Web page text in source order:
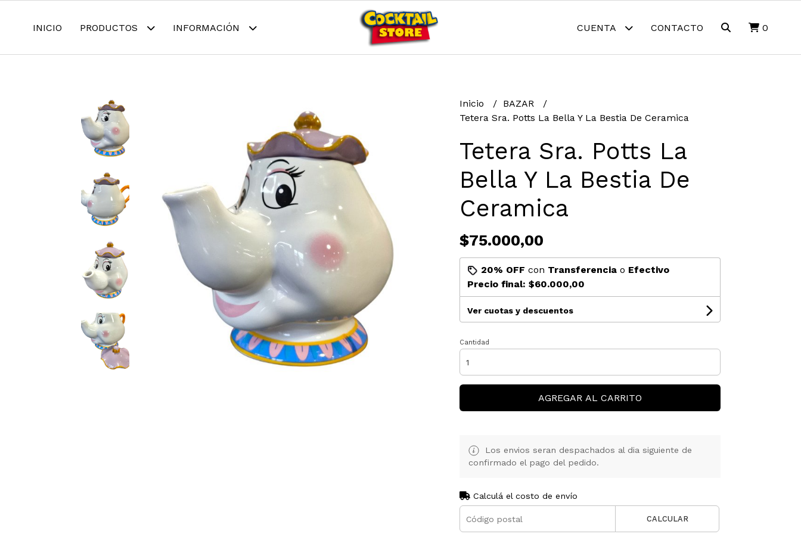
INICIO PRODUCTOS INFORMACIÓN CUENTA CONTACTO 0
Inicio
BAZAR
Tetera Sra. Potts La Bella Y La Bestia De Ceramica
Tetera Sra. Potts La
Bella Y La Bestia De
Ceramica
$75.000,00
20% OFF con Transferenciao Efectivo
Precio final: $60.000,00
Ver cuotas y descuentos
Cantidad
AGREGAR AL CARRITO
Los envios seran despachados al dia siguiente de
confirmado el pago del pedido.
Calculá el costo de envío
CALCULAR